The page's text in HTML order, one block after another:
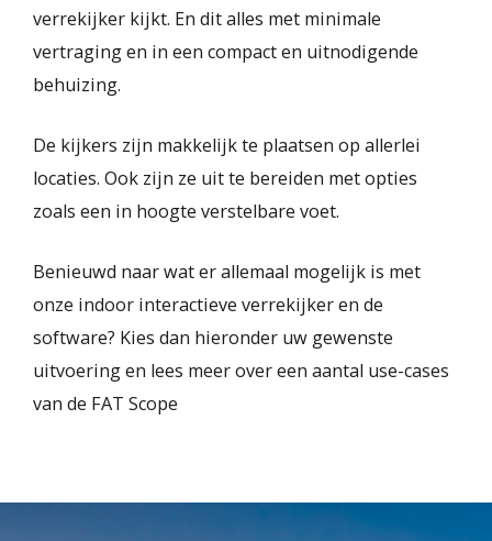
verrekijker kijkt. En dit alles met minimale
vertraging en in een compact en uitnodigende
behuizing.
De kijkers zijn makkelijk te plaatsen op allerlei
locaties. Ook zijn ze uit te bereiden met opties
zoals een in hoogte verstelbare voet.
Benieuwd naar wat er allemaal mogelijk is met
onze indoor interactieve verrekijker en de
software? Kies dan hieronder uw gewenste
uitvoering en lees meer over een aantal use-cases
van de FAT Scope